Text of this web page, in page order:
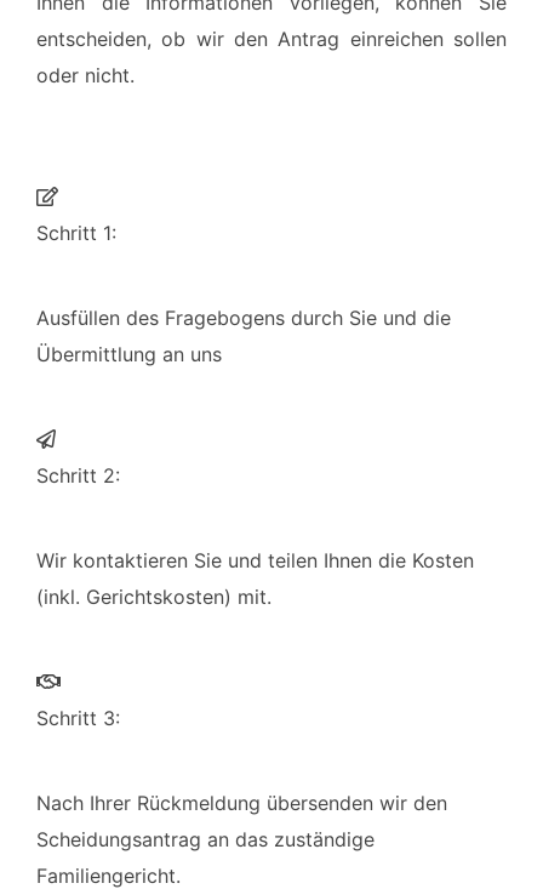
entscheiden, ob wir den Antrag einreichen sollen
oder nicht.
Schritt 1:
Ausfüllen des Fragebogens durch Sie und die
Übermittlung an uns
Schritt 2:
Wir kontaktieren Sie und teilen Ihnen die Kosten
(inkl. Gerichtskosten) mit.
Schritt 3:
Nach Ihrer Rückmeldung übersenden wir den
Scheidungsantrag an das zuständige
Familiengericht.